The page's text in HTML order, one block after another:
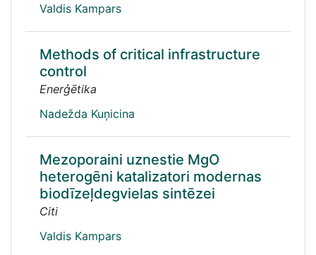
Valdis Kampars
Methods of critical infrastructure
control
Enerģētika
Nadežda Kuņicina
Mezoporaini uznestie MgO
heterogēni katalizatori modernas
biodīzeļdegvielas sintēzei
Citi
Valdis Kampars